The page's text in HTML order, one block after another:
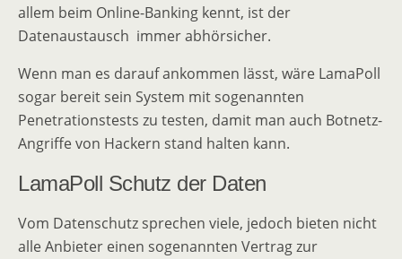
allem beim Online-Banking kennt, ist der
Datenaustausch immer abhörsicher.
Wenn man es darauf ankommen lässt, wäre LamaPoll
sogar bereit sein System mit sogenannten
Penetrationstests zu testen, damit man auch Botnetz-
Angriffe von Hackern stand halten kann.
LamaPoll Schutz der Daten
Vom Datenschutz sprechen viele, jedoch bieten nicht
alle Anbieter einen sogenannten Vertrag zur